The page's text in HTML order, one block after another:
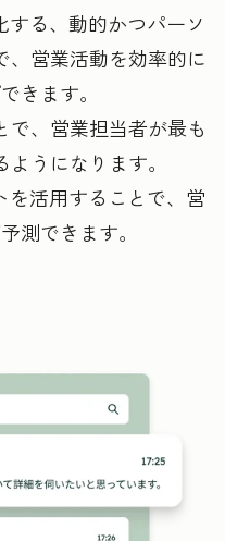
する、動的かつパーソ
、営業活動を効率的に
きます。
で、営業担当者が最も
うになります。
を活用することで、営
測できます。